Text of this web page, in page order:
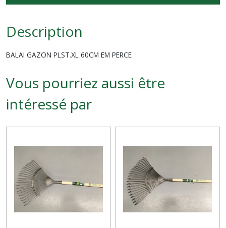
Description
BALAI GAZON PLST.XL 60CM EM PERCE
Vous pourriez aussi être
intéressé par